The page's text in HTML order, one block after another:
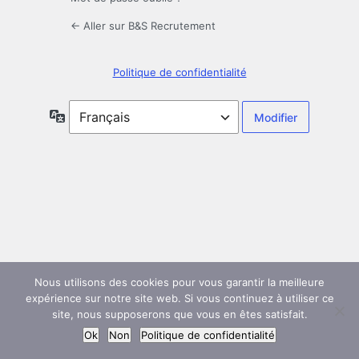
← Aller sur B&S Recrutement
Politique de confidentialité
Langue
Nous utilisons des cookies pour vous garantir la meilleure
expérience sur notre site web. Si vous continuez à utiliser ce
site, nous supposerons que vous en êtes satisfait.
Ok
Non Politique de confidentialité